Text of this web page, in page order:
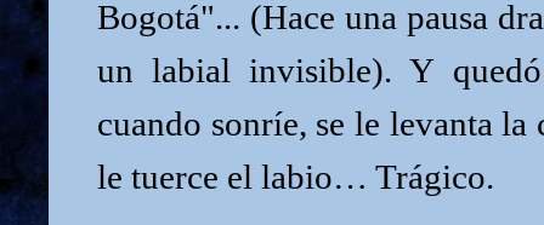
Bogotá"... (Hace una pausa
un labial invisible). Y
cuando sonríe, se le levanta la
le tuerce el labio… Trágico.